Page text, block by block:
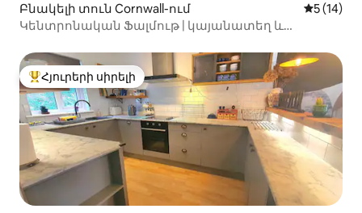
Բնակելի տուն Cornwall-ում Միջին
5 (14)
Կենտրոնական Ֆալմութ | կայանատեղ և
Հյուրերի սիրելի լավագույն տները
Հյուրերի սիրելի